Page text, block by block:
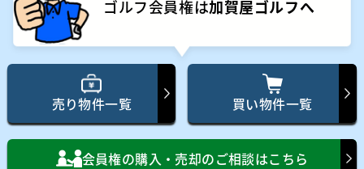
ゴルフ会員権は加賀屋ゴルフへ
売り物件一覧 買い物件一覧
会員権の購入・売却のご相談はこちら